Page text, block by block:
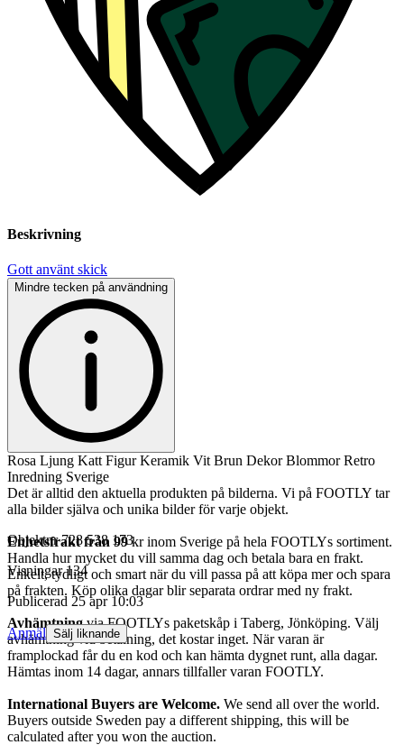
Beskrivning
Gott använt skick
Mindre tecken på användning
Rosa Ljung Katt Figur Keramik Vit Brun Dekor Blommor Retro
Inredning Sverige
Det är alltid den aktuella produkten på bilderna. Vi på FOOTLY tar
alla bilder själva och unika bilder för varje objekt.
Enhetsfrakt från 99kr inom Sverige på hela FOOTLYs sortiment.
Handla hur mycket du vill samma dag och betala bara en frakt.
Enkelt, tydligt och smart när du vill passa på att köpa mer och spara
på frakten. Köp olika dagar blir separata ordrar med ny frakt.
Avhämtningvia FOOTLYs paketskåp i Taberg, Jönköping. Välj
avhämtning vid betalning, det kostar inget. När varan är
framplockad får du en kod och kan hämta dygnet runt, alla dagar.
Hämtas inom 14 dagar, annars tillfaller varan FOOTLY.
International Buyers are Welcome. We send all over the world.
Buyers outside Sweden pay a different shipping, this will be
calculated after you won the auction.
Objektnr 728 538 173
Visningar 134
Publicerad 25 apr 10:03
Anmäl Sälj liknande